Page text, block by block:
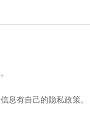
息有自己的隐私政策。